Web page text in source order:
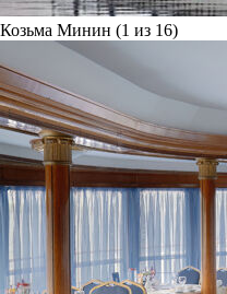
Козьма Минин (1 из 16)